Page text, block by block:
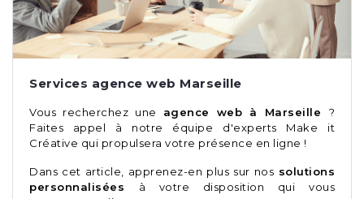
Services agence web Marseille
Vous recherchez une agence web à Marseille ?
Faites appel à notre équipe d'experts Make it
Créative qui propulsera votre présence en ligne !
Dans cet article, apprenez-en plus sur nos solutions
personnalisées à votre disposition qui vous